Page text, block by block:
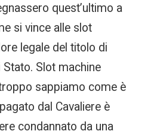
quest’ultimo a
si vince alle slot
legale del titolo di
Stato. Slot machine
sappiamo come è
dal Cavaliere è
condannato da una